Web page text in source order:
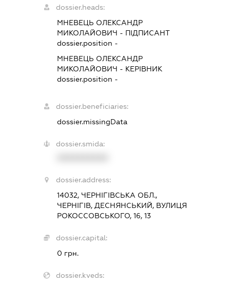
dossier.heads:
МНЕВЕЦЬ ОЛЕКСАНДР
МИКОЛАЙОВИЧ - ПІДПИСАНТ
dossier.position -
МНЕВЕЦЬ ОЛЕКСАНДР
МИКОЛАЙОВИЧ - КЕРІВНИК
dossier.position -
dossier.beneficiaries:
dossier.missingData
dossier.smida:
dossier.address:
14032, ЧЕРНІГІВСЬКА ОБЛ.,
ЧЕРНІГІВ, ДЕСНЯНСЬКИЙ, ВУЛИЦЯ
РОКОССОВСЬКОГО, 16, 13
dossier.capital:
0 грн.
dossier.kveds: